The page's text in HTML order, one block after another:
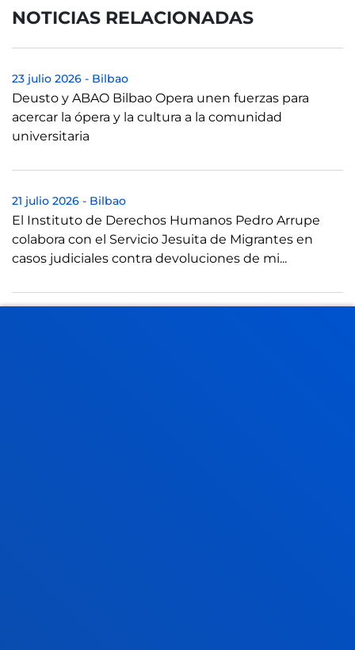
NOTICIAS RELACIONADAS
23 julio 2026 - Bilbao
Deusto y ABAO Bilbao Opera unen fuerzas para
acercar la ópera y la cultura a la comunidad
universitaria
21 julio 2026 - Bilbao
El Instituto de Derechos Humanos Pedro Arrupe
colabora con el Servicio Jesuita de Migrantes en
casos judiciales contra devoluciones de mi...